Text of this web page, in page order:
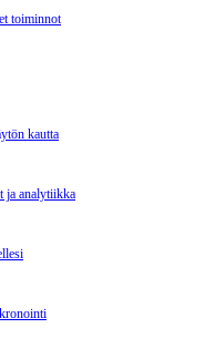
toiminnot
kautta
ja analytiikka